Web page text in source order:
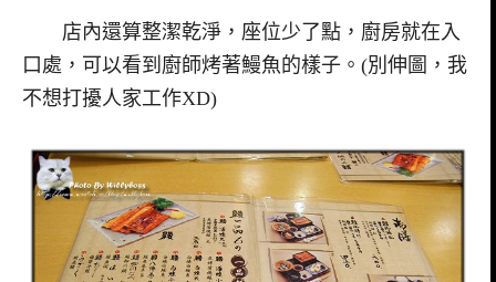
店內還算整潔乾淨，座位少了點，廚房就在入
口處，可以看到廚師烤著鰻魚的樣子。(別伸圖，我
不想打擾人家工作XD)